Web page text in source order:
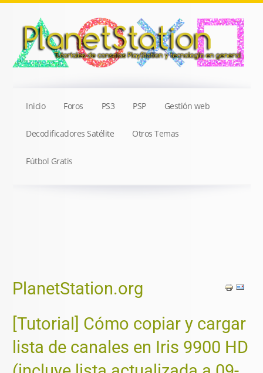
Inicio Foros PS3 PSP Gestión web
Decodificadores Satélite Otros Temas
Fútbol Gratis
PlanetStation.org
[Tutorial] Cómo copiar y cargar
lista de canales en Iris 9900 HD